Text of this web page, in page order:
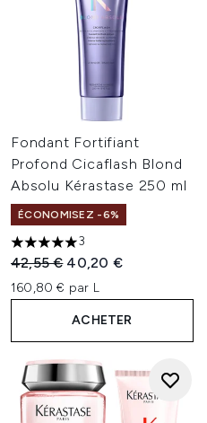
Fondant Fortifiant
Profond Cicaflash Blond
Absolu Kérastase 250 ml
ÉCONOMISEZ -6%
5 étoiles sur un maximum de 5
3
Prix de vente :
42,55 € Prix ​​actuel :
40,20 €
160,80 € par L
ACHETER